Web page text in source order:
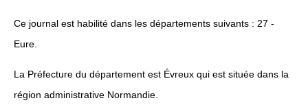
Ce journal est habilité dans les départements suivants : 27 -
Eure.
La Préfecture du département est Évreux qui est située dans la
région administrative Normandie.